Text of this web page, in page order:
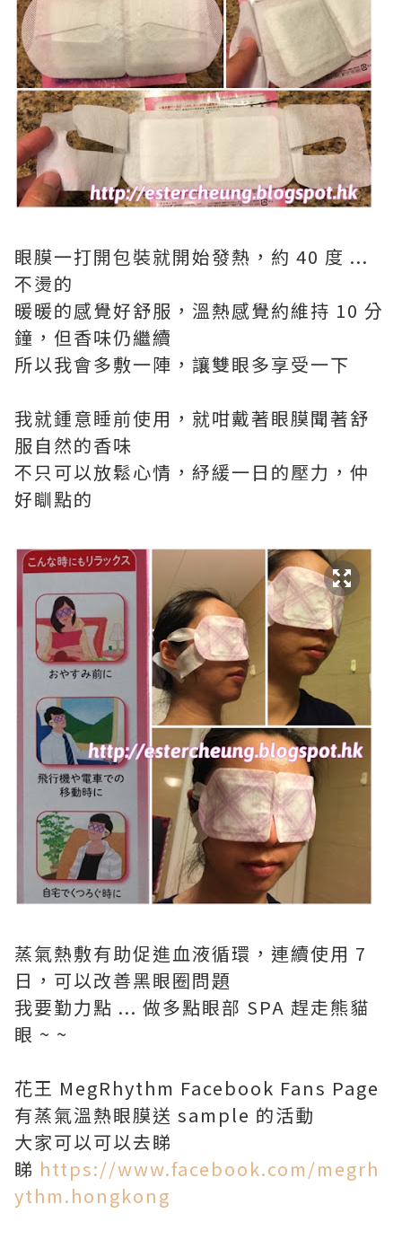
眼膜一打開包裝就開始發熱，約 40 度 ...
不燙的
暖暖的感覺好舒服，溫熱感覺約維持 10 分
鐘，但香味仍繼續
所以我會多敷一陣，讓雙眼多享受一下
我就鍾意睡前使用，就咁戴著眼膜聞著舒
服自然的香味
不只可以放鬆心情，紓緩一日的壓力，仲
好瞓點的
蒸氣熱敷有助促進血液循環，連續使用 7
日，可以改善黑眼圈問題
我要勤力點 ... 做多點眼部 SPA 趕走熊貓
眼 ~ ~
花王 MegRhythm Facebook Fans Page
有蒸氣溫熱眼膜送 sample 的活動
大家可以可以去睇
睇 https://www.facebook.com/megrh
ythm.hongkong